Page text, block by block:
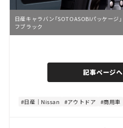
日産キャラバン「SOTOASOBIパッケージ
フブラック
e
d
4
記事ページ
日産｜Nissan アウトドア 商用車